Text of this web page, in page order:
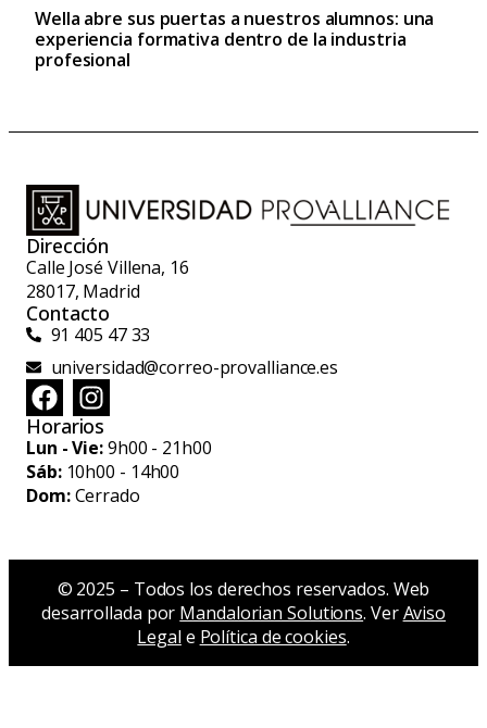
Wella abre sus puertas a nuestros alumnos: una
experiencia formativa dentro de la industria
profesional
Dirección
Calle José Villena, 16
28017, Madrid
Contacto
91 405 47 33
universidad@correo-provalliance.es
Horarios
Lun - Vie:9h00 - 21h00
Sáb:10h00 - 14h00
Dom:Cerrado
© 2025 – Todos los derechos reservados. Web
desarrollada por Mandalorian Solutions. VerAviso
Legal e Política de cookies.